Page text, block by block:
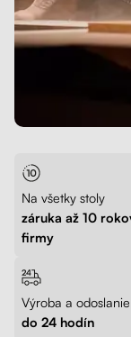
Na všetky stoly
záruka až 10
firmy
Výroba a odoslanie
do 24 hodín